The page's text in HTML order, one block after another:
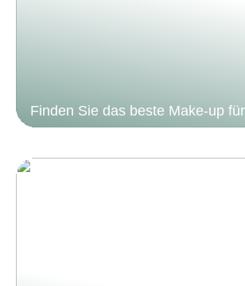
Finden Sie das beste Make-up